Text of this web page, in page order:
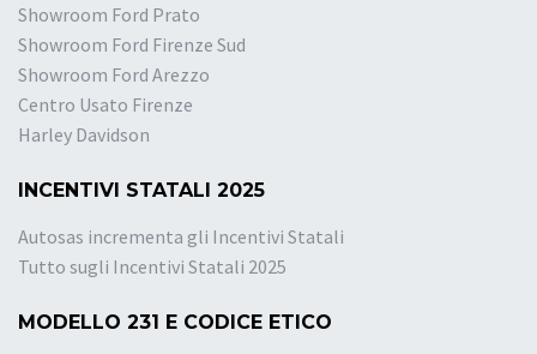
Showroom Ford Prato
Showroom Ford Firenze Sud
Showroom Ford Arezzo
Centro Usato Firenze
Harley Davidson
INCENTIVI STATALI 2025
Autosas incrementa gli Incentivi Statali
Tutto sugli Incentivi Statali 2025
MODELLO 231 E CODICE ETICO